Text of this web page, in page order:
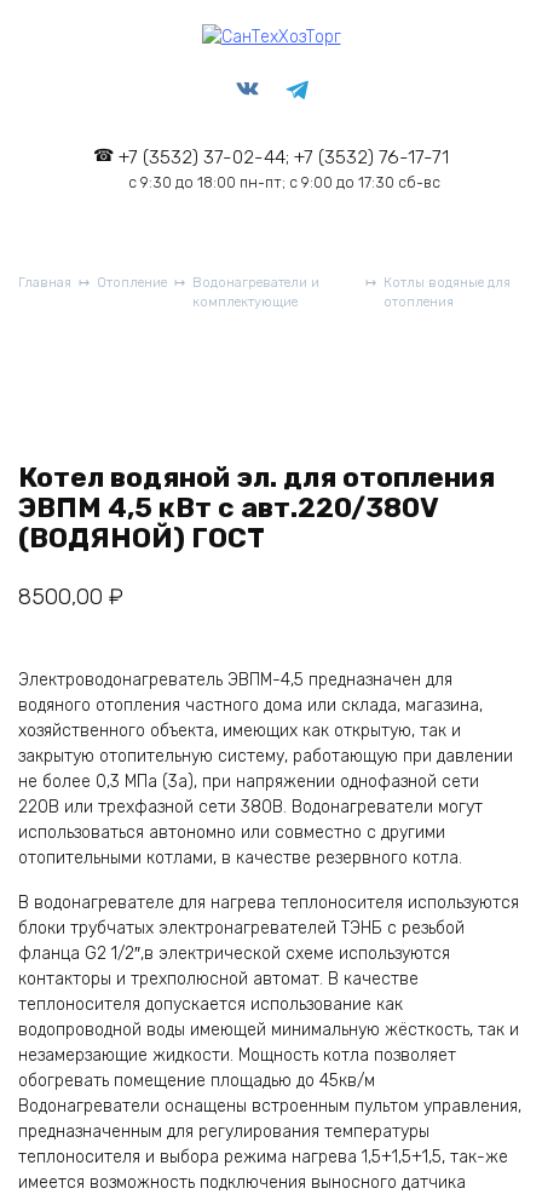
+7 (3532) 37-02-44; +7 (3532) 76-17-71
с 9:30 до 18:00 пн-пт; с 9:00 до 17:30 сб-вс
Главная Отопление
Водонагреватели и
комплектующие
Котлы водяные для
отопления
Котел водяной эл. для отопления
ЭВПМ 4,5 кВт с авт.220/380V
(ВОДЯНОЙ) ГОСТ
8500,00 ₽
Электроводонагреватель ЭВПМ-4,5 предназначен для
водяного отопления частного дома или склада, магазина,
хозяйственного объекта, имеющих как открытую, так и
закрытую отопительную систему, работающую при давлении
не более 0,3 МПа (3а), при напряжении однофазной сети
220В или трехфазной сети 380В. Водонагреватели могут
использоваться автономно или совместно с другими
отопительными котлами, в качестве резервного котла.
В водонагревателе для нагрева теплоносителя используются
блоки трубчатых электронагревателей ТЭНБ с резьбой
фланца G2 1/2″,в электрической схеме используются
контакторы и трехполюсной автомат. В качестве
теплоносителя допускается использование как
водопроводной воды имеющей минимальную жёсткость, так и
незамерзающие жидкости. Мощность котла позволяет
обогревать помещение площадью до 45кв/м
Водонагреватели оснащены встроенным пультом управления,
предназначенным для регулирования температуры
теплоносителя и выбора режима нагрева 1,5+1,5+1,5, так-же
имеется возможность подключения выносного датчика